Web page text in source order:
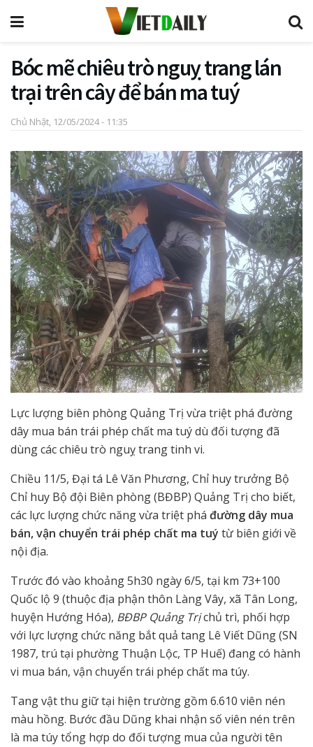
Bóc mẽ chiêu trò nguỵ trang lán
trại trên cây để bán ma tuý
Chủ Nhật, 12/05/2024 - 11:35
Lực lượng biên phòng Quảng Trị vừa triệt phá đường
dây mua bán trái phép chất ma tuý dù đối tượng đã
dùng các chiêu trò nguỵ trang tinh vi.
Chiều 11/5, Đại tá Lê Văn Phương, Chỉ huy trưởng Bộ
Chỉ huy Bộ đội Biên phòng (BĐBP) Quảng Trị cho biết,
các lực lượng chức năng vừa triệt phá đường dây mua
bán, vận chuyển trái phép chất ma tuý từ biên giới về
nội địa.
Trước đó vào khoảng 5h30 ngày 6/5, tại km 73+100
Quốc lộ 9 (thuộc địa phận thôn Làng Vây, xã Tân Long,
huyện Hướng Hóa), BĐBP Quảng Trịchủ trì, phối hợp
với lực lượng chức năng bắt quả tang Lê Viết Dũng (SN
1987, trú tại phường Thuận Lộc, TP Huế) đang có hành
vi mua bán, vận chuyển trái phép chất ma túy.
Tang vật thu giữ tại hiện trường gồm 6.610 viên nén
màu hồng. Bước đầu Dũng khai nhận số viên nén trên
là ma túy tổng hợp do đối tượng mua của người tên